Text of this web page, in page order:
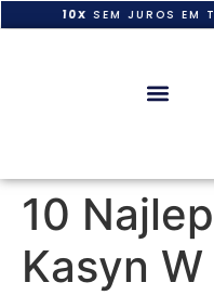
10X SEM JUROS EM
10
Kasyn